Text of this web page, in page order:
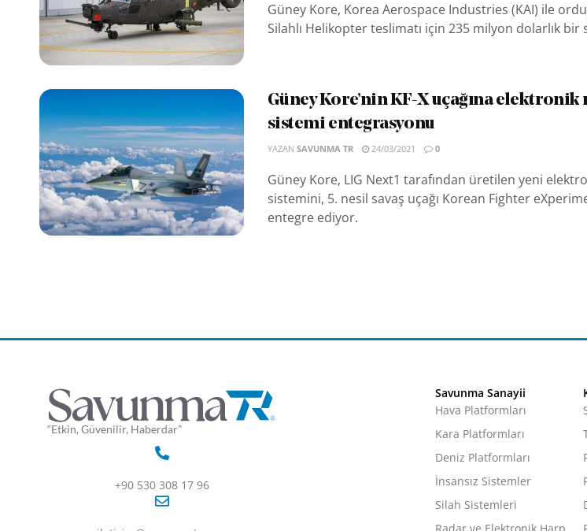
Güney Kore, Korea Aerospace Industries (KAI) ile
Silahlı Helikopter teslimatı için 235 milyon dolarlık bir
Güney Kore’nin KF-X uçağına elektronik
sistemi entegrasyonu
YAZAN SAVUNMA TR 24/03/2021 0
Güney Kore, LIG Next1 tarafından üretilen yeni
sistemini, 5. nesil savaş uçağı Korean Fighter
entegre ediyor.
“Etkin, Güvenilir, Haberdar”
+90 530 308 17 96
Savunma Sanayii
Hava Platformları
Kara Platformları
Deniz Platformları
İnsansız Sistemler
Silah Sistemleri